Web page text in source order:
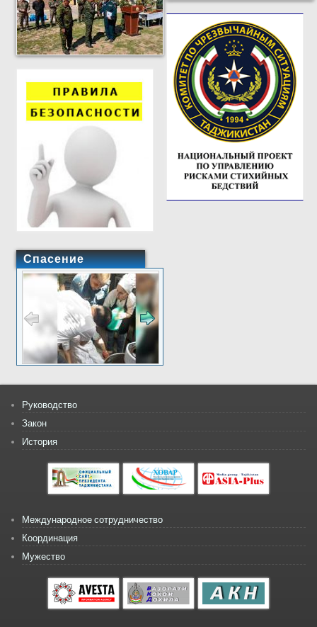
Спасение
Руководство
Закон
История
Международное сотрудничество
Координация
Мужество